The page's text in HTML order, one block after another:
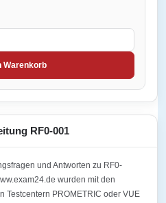
Warenkorb
RF0-001
und Antworten zu RF0-
wurden mit den
Testcentern PROMETRIC oder VUE